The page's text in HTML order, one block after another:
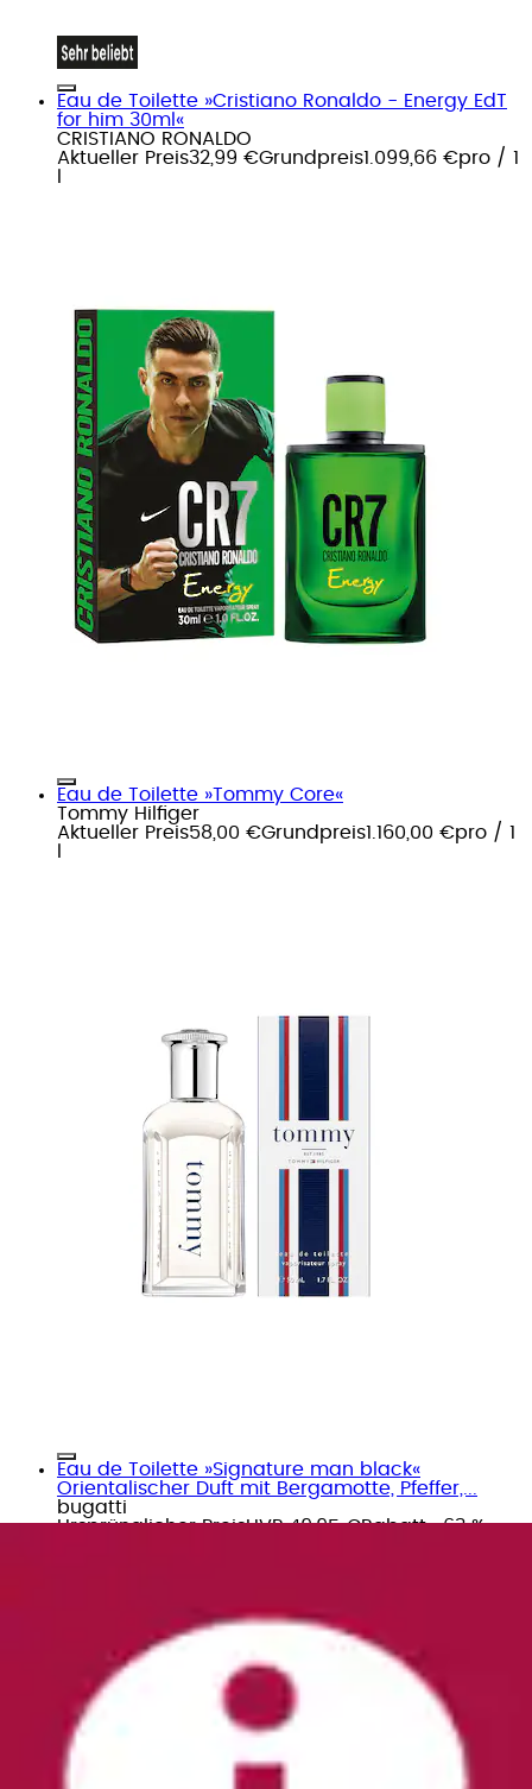
Eau de Toilette »Cristiano Ronaldo - Energy EdT
for him 30ml«
CRISTIANO RONALDO
Aktueller Preis32,99 €Grundpreis1.099,66 €pro / 1
Eau de Toilette »Tommy Core«
Tommy Hilfiger
Aktueller Preis58,00 €Grundpreis1.160,00 €pro / 1
Eau de Toilette »Signature man black«
Orientalischer Duft mit Bergamotte, Pfeffer,...
bugatti
Ursprünglicher PreisUVP 49,95 €Rabatt- 63 %